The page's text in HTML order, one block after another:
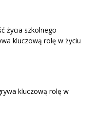
życia szkolnego
kluczową rolę w życiu
kluczową rolę w